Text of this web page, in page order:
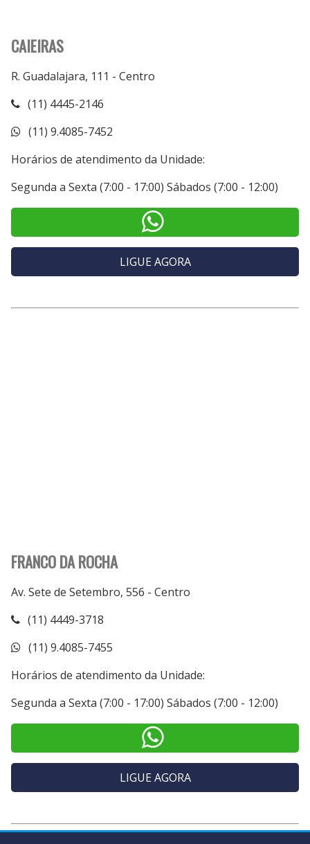
CAIEIRAS
R. Guadalajara, 111 - Centro
(11) 4445-2146
(11) 9.4085-7452
Horários de atendimento da Unidade:
Segunda a Sexta (7:00 - 17:00) Sábados (7:00 - 12:00)
LIGUE AGORA
FRANCO DA ROCHA
Av. Sete de Setembro, 556 - Centro
(11) 4449-3718
(11) 9.4085-7455
Horários de atendimento da Unidade:
Segunda a Sexta (7:00 - 17:00) Sábados (7:00 - 12:00)
LIGUE AGORA